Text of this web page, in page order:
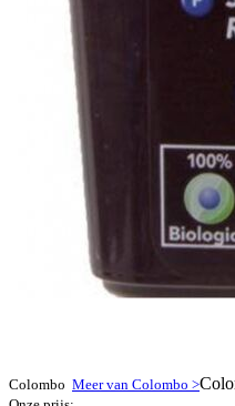
Colombo Meer van Colombo >